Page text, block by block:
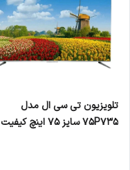
تلویزیون تی سی ال مدل
75P735 سایز ۷۵ اینچ کیفیت